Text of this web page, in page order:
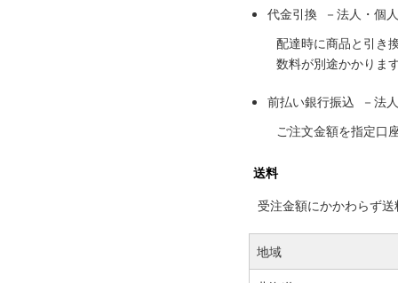
代金引換 －法人・個
配達時に商品と引き
数料が別途かかりま
前払い銀行振込 －法
ご注文金額を指定口
送料
受注金額にかかわらず
地域